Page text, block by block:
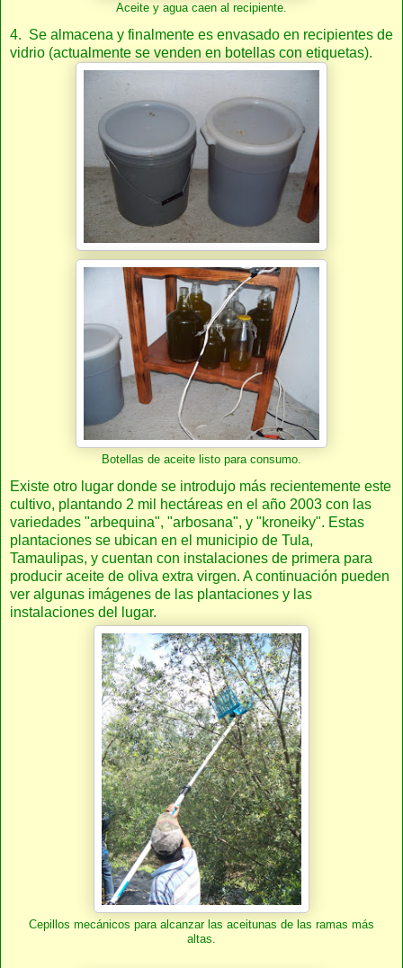
Aceite y agua caen al recipiente.
4. Se almacena y finalmente es envasado en recipientes de
vidrio (actualmente se venden en botellas con etiquetas).
Botellas de aceite listo para consumo.
Existe otro lugar donde se introdujo más recientemente este
cultivo, plantando 2 mil hectáreas en el año 2003 con las
variedades "arbequina", "arbosana", y "kroneiky". Estas
plantaciones se ubican en el municipio de Tula,
Tamaulipas, y cuentan con instalaciones de primera para
producir aceite de oliva extra virgen. A continuación pueden
ver algunas imágenes de las plantaciones y las
instalaciones del lugar.
Cepillos mecánicos para alcanzar las aceitunas de las ramas más
altas.